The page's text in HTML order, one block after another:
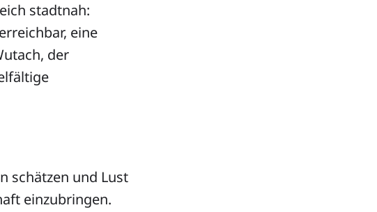
stadtnah:
eine
der
schätzen und Lust
einzubringen.